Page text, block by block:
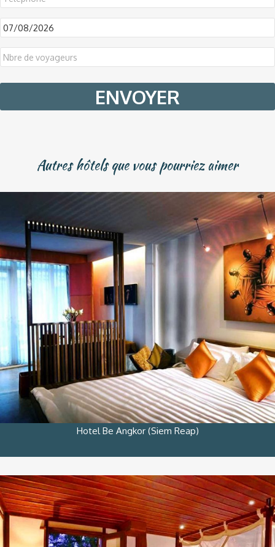
DD
slash
MM
Autres hôtels que vous pourriez aimer
Hotel Be Angkor (Siem Reap)